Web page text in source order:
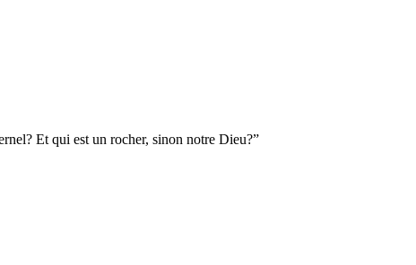
Et qui est un rocher, sinon notre Dieu?”